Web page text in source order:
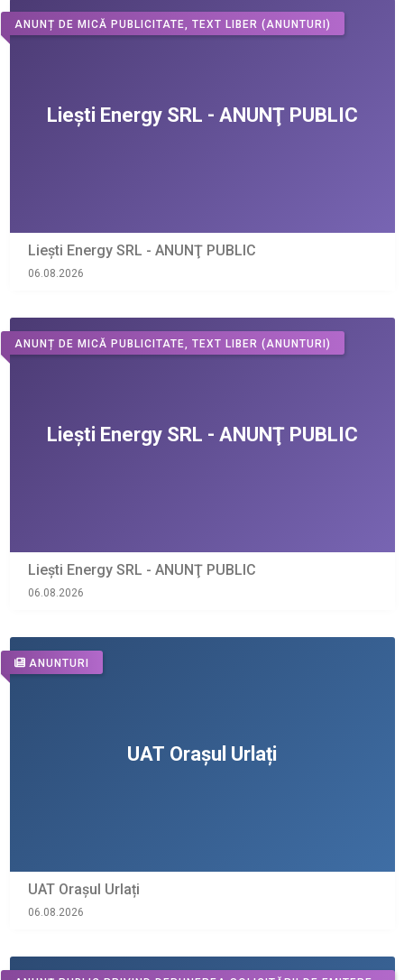
ANUNȚ DE MICĂ PUBLICITATE, TEXT LIBER (ANUNTURI)
Liești Energy SRL - ANUNŢ PUBLIC
06.08.2026
ANUNȚ DE MICĂ PUBLICITATE, TEXT LIBER (ANUNTURI)
Liești Energy SRL - ANUNŢ PUBLIC
06.08.2026
ANUNTURI
UAT Orașul Urlați
06.08.2026